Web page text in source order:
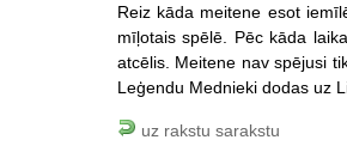
Reiz kāda meitene esot
mīļotais spēlē. Pēc kāda
atcēlis. Meitene nav spējusi
Leģendu Mednieki dodas uz
uz rakstu sarakstu